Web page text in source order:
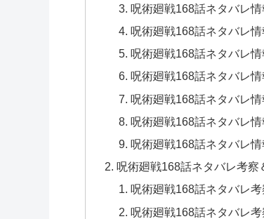
呪術廻戦168話ネタバレ
呪術廻戦168話ネタバレ
呪術廻戦168話ネタバレ
呪術廻戦168話ネタバレ
呪術廻戦168話ネタバレ
呪術廻戦168話ネタバレ
呪術廻戦168話ネタバレ
呪術廻戦168話ネタバレ考察
呪術廻戦168話ネタバレ
呪術廻戦168話ネタバレ